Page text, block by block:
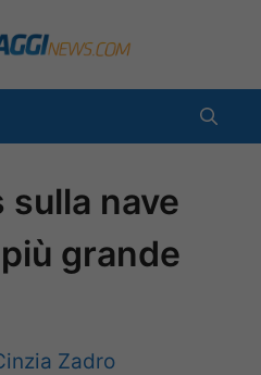
sulla nave
grande
Zadro